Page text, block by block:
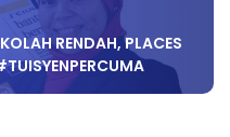
RENDAH, PLACES